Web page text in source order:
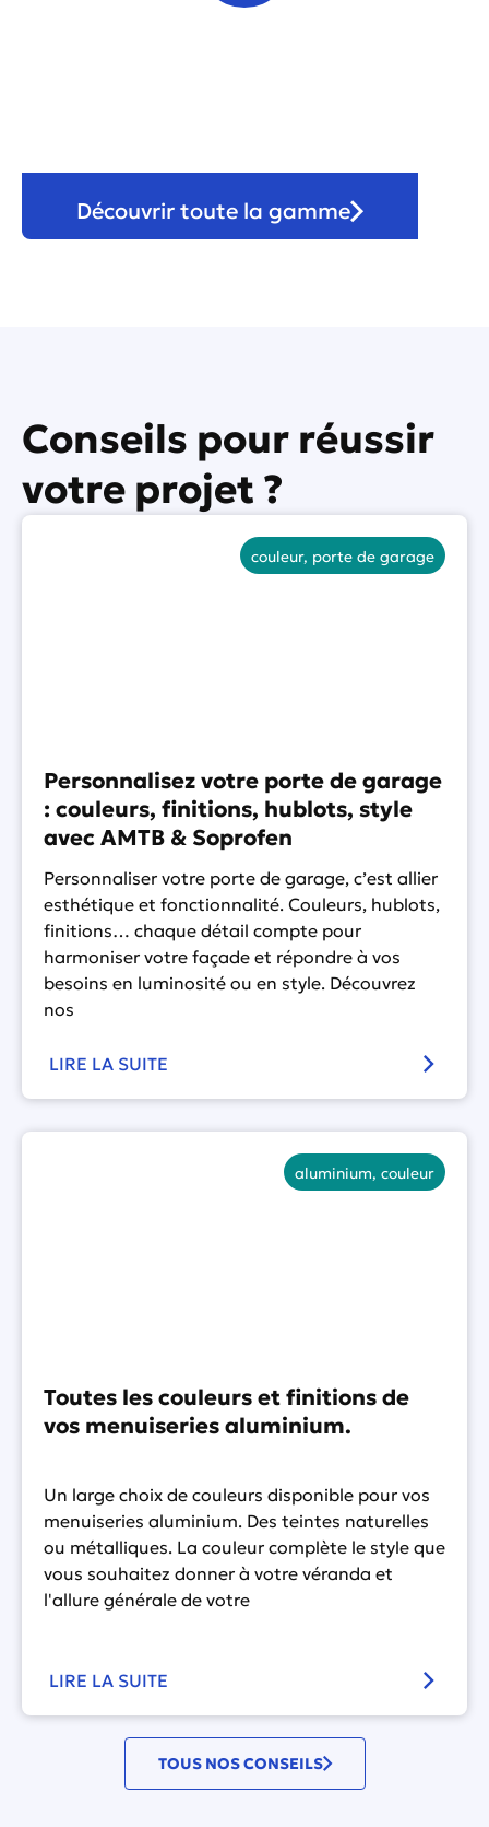
Découvrir toute la gamme
Conseils pour réussir
votre projet ?
couleur, porte de garage
Personnalisez votre porte de garage
: couleurs, finitions, hublots, style
avec AMTB & Soprofen
Personnaliser votre porte de garage, c’est allier
esthétique et fonctionnalité. Couleurs, hublots,
finitions… chaque détail compte pour
harmoniser votre façade et répondre à vos
besoins en luminosité ou en style. Découvrez
nos
LIRE LA SUITE
aluminium, couleur
Toutes les couleurs et finitions de
vos menuiseries aluminium.
Un large choix de couleurs disponible pour vos
menuiseries aluminium. Des teintes naturelles
ou métalliques. La couleur complète le style que
vous souhaitez donner à votre véranda et
l'allure générale de votre
LIRE LA SUITE
TOUS NOS CONSEILS